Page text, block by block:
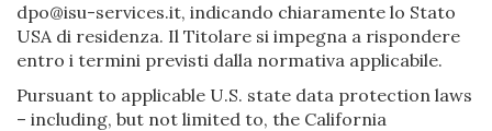
dpo@isu-services.it, indicando chiaramente lo Stato
USA di residenza. Il Titolare si impegna a rispondere
entro i termini previsti dalla normativa applicabile.
Pursuant to applicable U.S. state data protection laws
– including, but not limited to, the California